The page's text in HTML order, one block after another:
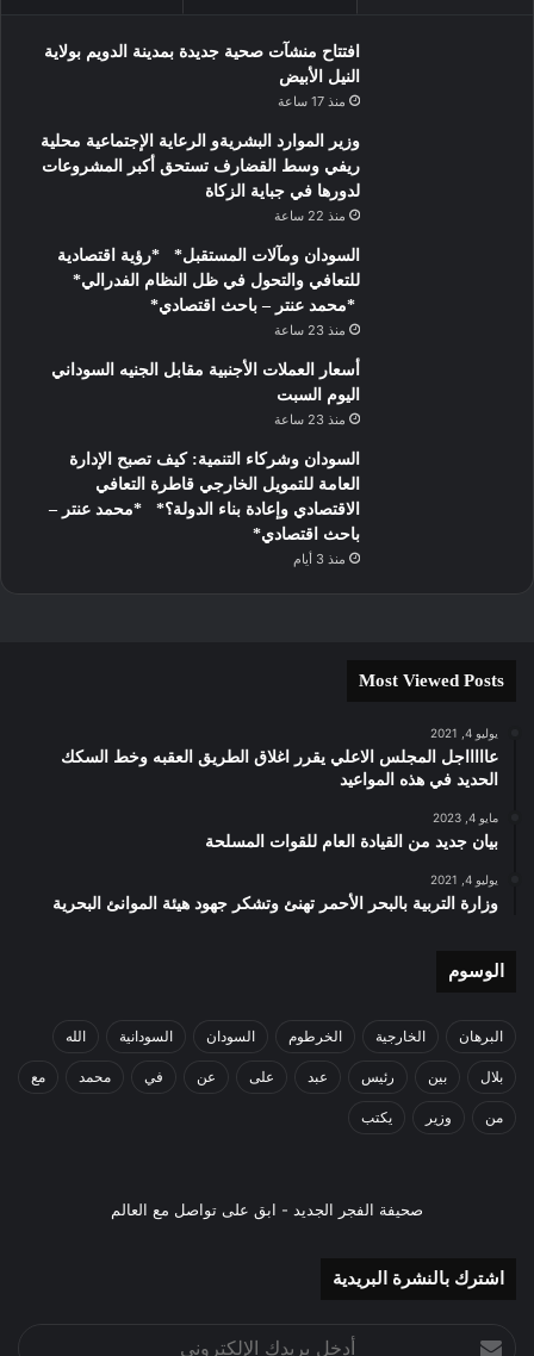
افتتاح منشآت صحية جديدة بمدينة الدويم بولاية
النيل الأبيض
منذ 17 ساعة
وزير الموارد البشريةو الرعاية الإجتماعية محلية
ريفي وسط القضارف تستحق أكبر المشروعات
لدورها في جباية الزكاة
منذ 22 ساعة
السودان ومآلات المستقبل* *رؤية اقتصادية
للتعافي والتحول في ظل النظام الفدرالي*
*محمد عنتر – باحث اقتصادي*
منذ 23 ساعة
أسعار العملات الأجنبية مقابل الجنيه السوداني
اليوم السبت
منذ 23 ساعة
السودان وشركاء التنمية: كيف تصبح الإدارة
العامة للتمويل الخارجي قاطرة التعافي
الاقتصادي وإعادة بناء الدولة؟* *محمد عنتر –
باحث اقتصادي*
منذ 3 أيام
Most Viewed Posts
يوليو 4, 2021
عاااااجل المجلس الاعلي يقرر اغلاق الطريق العقبه وخط السكك
الحديد في هذه المواعيد
مايو 4, 2023
بيان جديد من القيادة العام للقوات المسلحة
يوليو 4, 2021
وزارة التربية بالبحر الأحمر تهنئ وتشكر جهود هيئة الموانئ البحرية
الوسوم
البرهان الخارجية الخرطوم السودان السودانية الله
بلال بين رئيس عبد على عن في محمد مع
من وزير يكتب
صحيفة الفجر الجديد - ابق على تواصل مع العالم
اشترك بالنشرة البريدية